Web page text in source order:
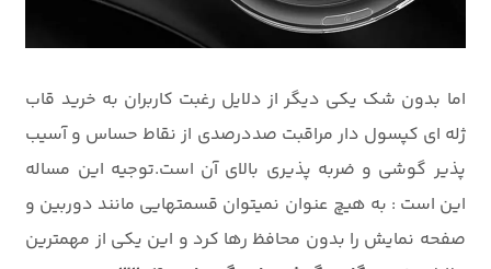
اما بدون شک یکی دیگر از دلایل رغبت کاربران به خرید قاب
ژله ای کپسول دار مراقبت صددرصدی از نقاط حساس و آسیب
پذیر گوشی و ضربه پذیری بالای آن است.توجیه این مساله
این است : به هیچ عنوان نمیتوان قسمتهایی مانند دوربین و
صفحه نمایش را بدون محافظ رها کرد و این یکی از مهمترین